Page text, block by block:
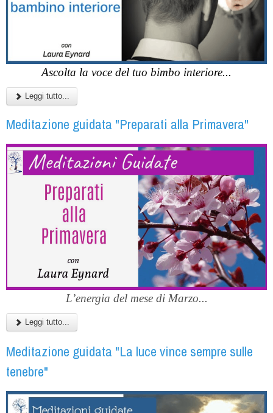
Ascolta la voce del tuo bimbo interiore...
Leggi tutto...
Meditazione guidata "Preparati alla Primavera"
L’energia del mese di Marzo...
Leggi tutto...
Meditazione guidata "La luce vince sempre sulle
tenebre"